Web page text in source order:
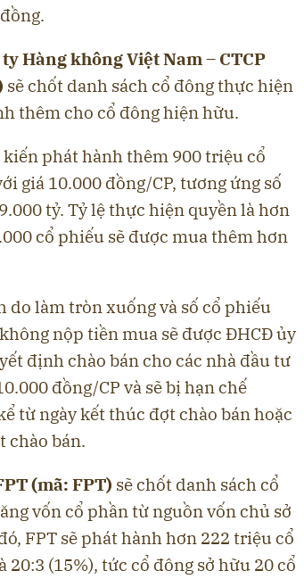
Hàng không Việt Nam – CTCP
sẽ chốt danh sách cổ đông thực hiện
thêm cho cổ đông hiện hữu.
phát hành thêm 900 triệu cổ
giá 10.000 đồng/CP, tương ứng số
tỷ. Tỷ lệ thực hiện quyền là hơn
cổ phiếu sẽ được mua thêm hơn
do làm tròn xuống và số cổ phiếu
nộp tiền mua sẽ được ĐHCĐ ủy
định chào bán cho các nhà đầu tư
đồng/CP và sẽ bị hạn chế
từ ngày kết thúc đợt chào bán hoặc
chào bán.
(mã: FPT) sẽ chốt danh sách cổ
vốn cổ phần từ nguồn vốn chủ sở
FPT sẽ phát hành hơn 222 triệu cổ
(15%), tức cổ đông sở hữu 20 cổ